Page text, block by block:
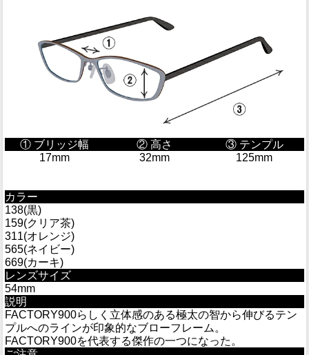
① ブリッジ幅 ② 高さ
③ テンプル
17mm
32mm 125mm
カラー
138(黒)
159(クリア茶)
311(オレンジ)
565(ネイビー)
669(カーキ)
レンズサイズ
54mm
説明
FACTORY900らしく立体感のある極太の智から伸びるテン
プルへのラインが印象的なブローフレーム。
FACTORY900を代表する傑作の一つになった。